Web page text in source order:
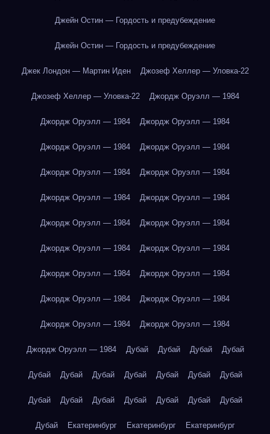
Джейн Остин — Гордость и предубеждение
Джейн Остин — Гордость и предубеждение
Джек Лондон — Мартин Иден Джозеф Хеллер — Уловка-22
Джозеф Хеллер — Уловка-22 Джордж Оруэлл — 1984
Джордж Оруэлл — 1984 Джордж Оруэлл — 1984
Джордж Оруэлл — 1984 Джордж Оруэлл — 1984
Джордж Оруэлл — 1984 Джордж Оруэлл — 1984
Джордж Оруэлл — 1984 Джордж Оруэлл — 1984
Джордж Оруэлл — 1984 Джордж Оруэлл — 1984
Джордж Оруэлл — 1984 Джордж Оруэлл — 1984
Джордж Оруэлл — 1984 Джордж Оруэлл — 1984
Джордж Оруэлл — 1984 Джордж Оруэлл — 1984
Джордж Оруэлл — 1984 Джордж Оруэлл — 1984
Джордж Оруэлл — 1984 Дубай Дубай Дубай Дубай
Дубай Дубай Дубай Дубай Дубай Дубай Дубай
Дубай Дубай Дубай Дубай Дубай Дубай Дубай
Дубай Екатеринбург Екатеринбург Екатеринбург